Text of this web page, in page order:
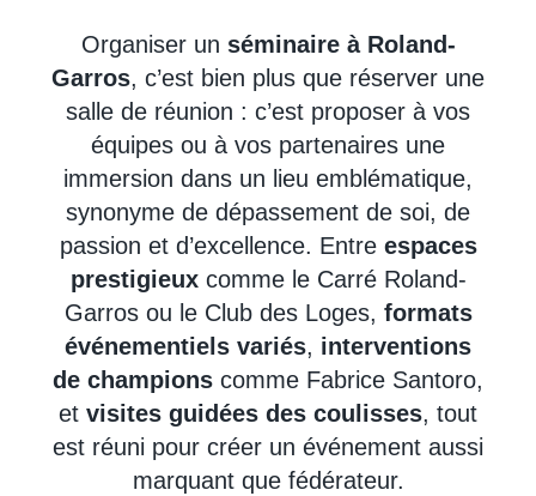
Organiser un séminaire à Roland-
Garros, c’est bien plus que réserver une
salle de réunion : c’est proposer à vos
équipes ou à vos partenaires une
immersion dans un lieu emblématique,
synonyme de dépassement de soi, de
passion et d’excellence. Entre espaces
prestigieuxcomme le Carré Roland-
Garros ou le Club des Loges, formats
événementiels variés, interventions
de champions comme Fabrice Santoro,
et visites guidées des coulisses, tout
est réuni pour créer un événement aussi
marquant que fédérateur.